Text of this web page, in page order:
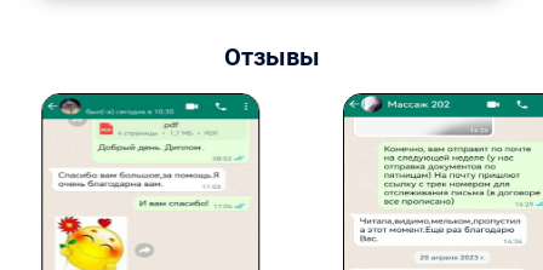
Отзывы